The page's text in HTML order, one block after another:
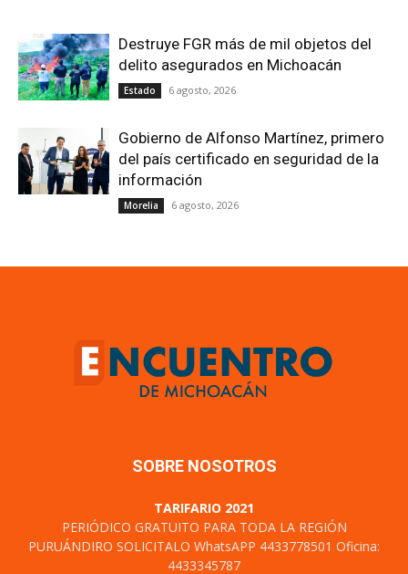
Destruye FGR más de mil objetos del
delito asegurados en Michoacán
Estado 6 agosto, 2026
Gobierno de Alfonso Martínez, primero
del país certificado en seguridad de la
información
Morelia 6 agosto, 2026
SOBRE NOSOTROS
TARIFARIO 2021
PERIÓDICO GRATUITO PARA TODA LA REGIÓN
PURUÁNDIRO SOLICITALO WhatsAPP 4433778501 Oficina:
4433345787